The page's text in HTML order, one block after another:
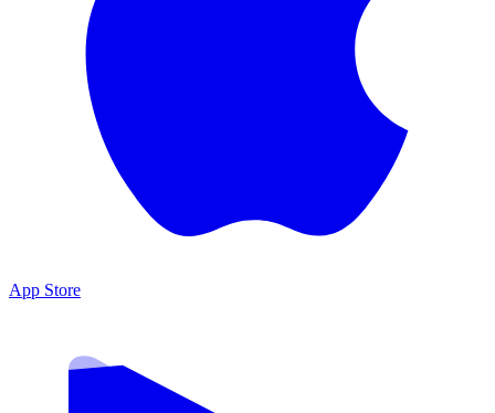
App Store